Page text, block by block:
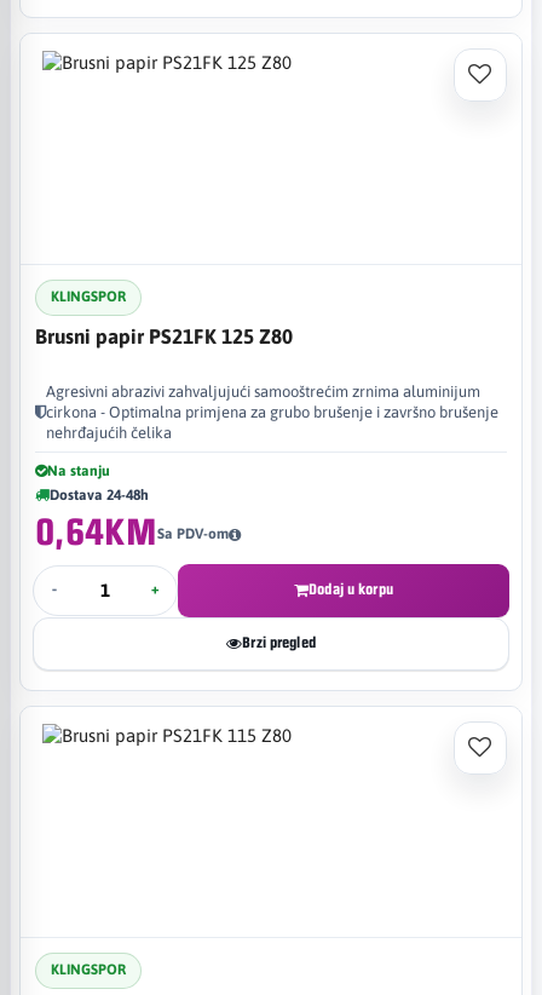
KLINGSPOR
Brusni papir PS21FK 125 Z80
Agresivni abrazivi zahvaljujući samooštrećim zrnima aluminijum
cirkona - Optimalna primjena za grubo brušenje i završno brušenje
nehrđajućih čelika
Na stanju
Dostava 24-48h
0,64KMSa PDV-om
- + Dodaj u korpu
Brzi pregled
KLINGSPOR